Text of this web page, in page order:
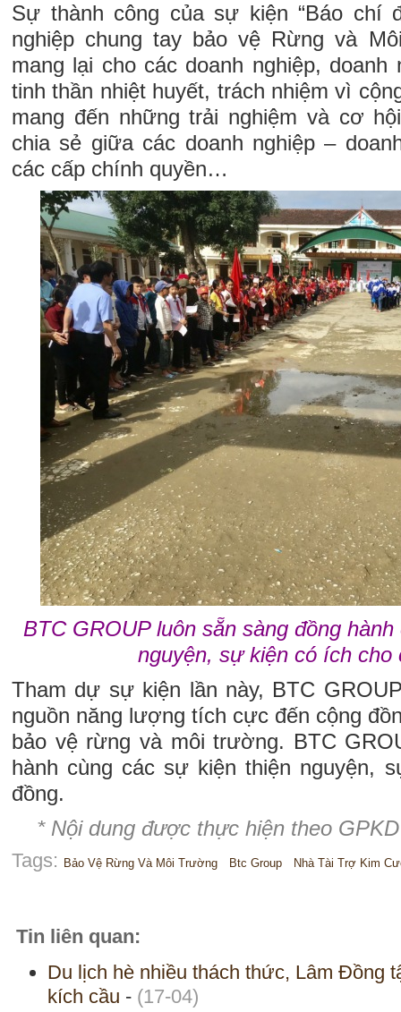
Sự thành công của sự kiện “Báo chí
nghiệp chung tay bảo vệ Rừng và
mang lại cho các doanh nghiệp, doanh
tinh thần nhiệt huyết, trách nhiệm vì
mang đến những trải nghiệm và cơ
chia sẻ giữa các doanh nghiệp –
các cấp chính quyền…
BTC GROUP luôn sẵn sàng đồng
nguyện, sự kiện có ích cho
Tham dự sự kiện lần này, BTC
nguồn năng lượng tích cực đến cộng
bảo vệ rừng và môi trường. BTC
hành cùng các sự kiện thiện nguyện,
đồng.
* Nội dung được thực hiện theo
Tags: Bảo Vệ Rừng Và Môi Trường Btc Group Nhà Tài Trợ Kim
Tin liên quan:
Du lịch hè nhiều thách thức, Lâm Đồng
kích cầu - (17-04)